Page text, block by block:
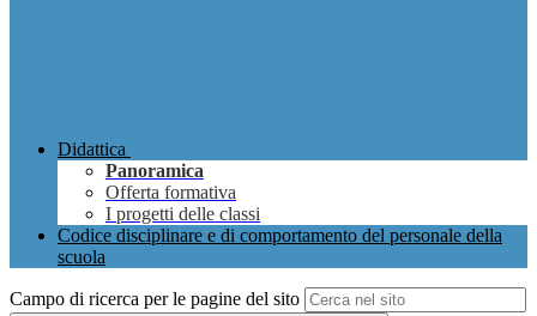
Didattica
Panoramica
Offerta formativa
I progetti delle classi
Codice disciplinare e di comportamento del personale della
scuola
Campo di ricerca per le pagine del sito